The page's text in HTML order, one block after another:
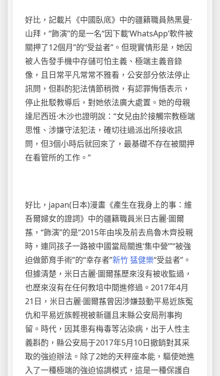
好比，記載片《中國臥底》中的疆籍職員熱黑曼·
山拜，“飾演”的是一名“因下載‘WhatsApp’軟件被
關押了12個月”的“受益者”。但現實情形是，她因
被人告發手機中存儲可怕主義、極端主義音錄
像，且日常平凡常常不雅看，公安部分依法停止
訊問，但斟酌犯法情節稍微，有認罪悔悟表示，
停止批駁教導后，對她依法廣大處置。她的母親
達尼西班·木沙也證明說：“女兒由於接觸宗教極端
思惟、涉嫌守法犯法，確切往過派出所接收訊
問，但3個小時后就回來了，最基礎不存在被關押
在看管所的工作。”
好比，japan(日本)漫畫《產生在我身上的事：維
吾爾婦女的證詞》中的疆籍職員米日古麗·圖爾
蓀，“飾演”的是“2015年由埃及前去烏魯木齊投親
時，連同孩子一路被中國當局關進‘集中營’”“被強
迫做節育手術”的“幸存者”新竹 猛健樂“受益者”。
但據清楚，米日古麗·圖爾蓀歷來沒有被收監過，
也歷來沒有在任何教培中間進修過。2017年4月
21日，米日古麗·圖爾蓀曾因涉嫌鼓動平易近族冤
仇和平易近族輕視被新疆且末縣公安局刑事拘
留。時代，因其患有梅毒等沾染病，出于人性主
義斟酌，縣公安局于2017年5月10日撤銷對其采
取的強迫辦法。除了2她的天秤座本能，驅使她進
入了一種極端的強迫協調模式，這是一種保護自